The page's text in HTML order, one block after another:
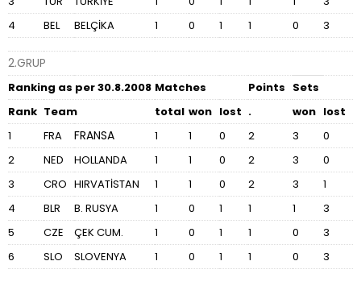
4
BEL BELÇİKA 1 0 1 1 0 3
2.GRUP
Ranking as per 30.8.2008 Matches Points Sets
Rank Team total won lost . won lost
1
FRA FRANSA 1 1 0 2 3
0
2
NED HOLLANDA 1 1 0 2 3
0
3
CRO HIRVATİSTAN 1 1 0 2 3
1
4
BLR B. RUSYA 1 0 1 1 1
3
5
CZE ÇEK CUM. 1 0 1 1 0
3
6
SLO SLOVENYA 1 0 1 1 0 3